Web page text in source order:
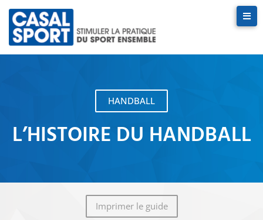
HANDBALL
L’HISTOIRE DU HANDBALL
Imprimer le guide